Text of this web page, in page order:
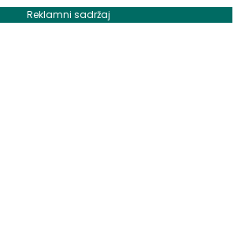
Reklamni sadržaj